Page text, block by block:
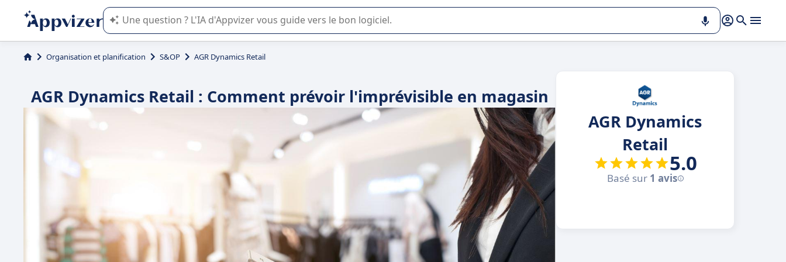
L'IA de Appvizer vous guide dans l'utilisation ou la sélection de logiciel SaaS en entreprise.
Organisation et planification S&OP AGR Dynamics Retail
AGR Dynamics Retail : Comment prévoir l'imprévisible en magasin
AGR Dynamics
Retail
5.0
Basé sur 1 avis